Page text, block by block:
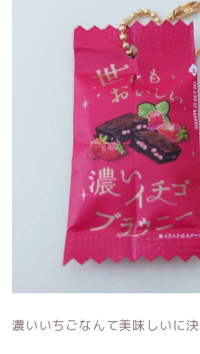
濃いいちごなんて美味しいに